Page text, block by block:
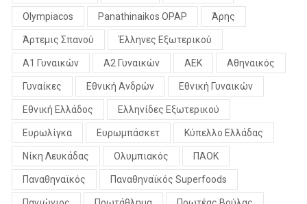
Olympiacos Panathinaikos OPAP Άρης
Άρτεμις Σπανού Έλληνες Εξωτερικού
Α1 Γυναικών Α2 Γυναικών ΑΕΚ Αθηναικός
Γυναίκες Εθνική Ανδρών Εθνική Γυναικών
Εθνική Ελλάδος Ελληνίδες Εξωτερικού
Ευρωλίγκα Ευρωμπάσκετ Κύπελλο Ελλάδας
Νίκη Λευκάδας Ολυμπιακός ΠΑΟΚ
Παναθηναϊκός Παναθηναϊκός Superfoods